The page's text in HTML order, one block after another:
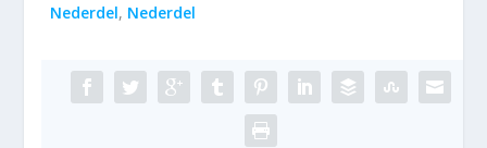
Nederdel, Nederdel